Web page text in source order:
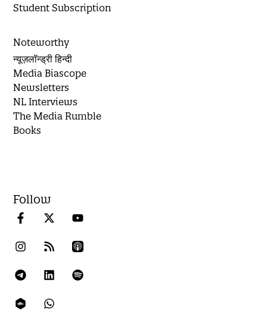
Student Subscription
Noteworthy
न्यूज़लॉन्ड्री हिन्दी
Media Biascope
Newsletters
NL Interviews
The Media Rumble
Books
Follow